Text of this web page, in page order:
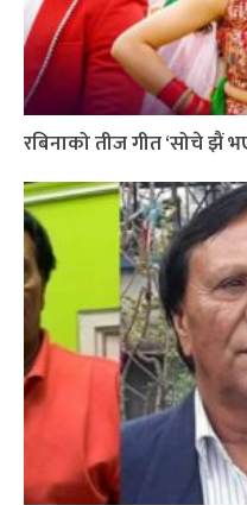
रबिनाको तीज गीत ‘सोचे झैं